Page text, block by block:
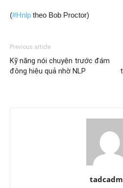
(#Hnlp theo Bob Proctor)
Previous article
Kỹ năng nói chuyện trước đám
đông hiệu quả nhờ NLP